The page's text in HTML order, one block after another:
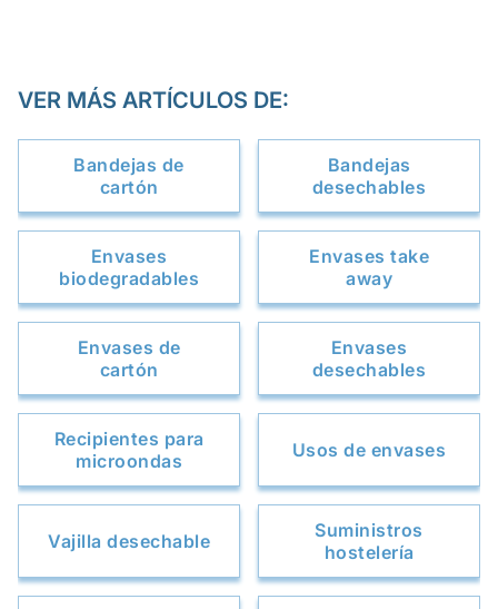
VER MÁS ARTÍCULOS DE:
Bandejas de
cartón
Bandejas
desechables
Envases
biodegradables
Envases take
away
Envases de
cartón
Envases
desechables
Recipientes para
microondas
Usos de envases
Vajilla desechable
Suministros
hostelería